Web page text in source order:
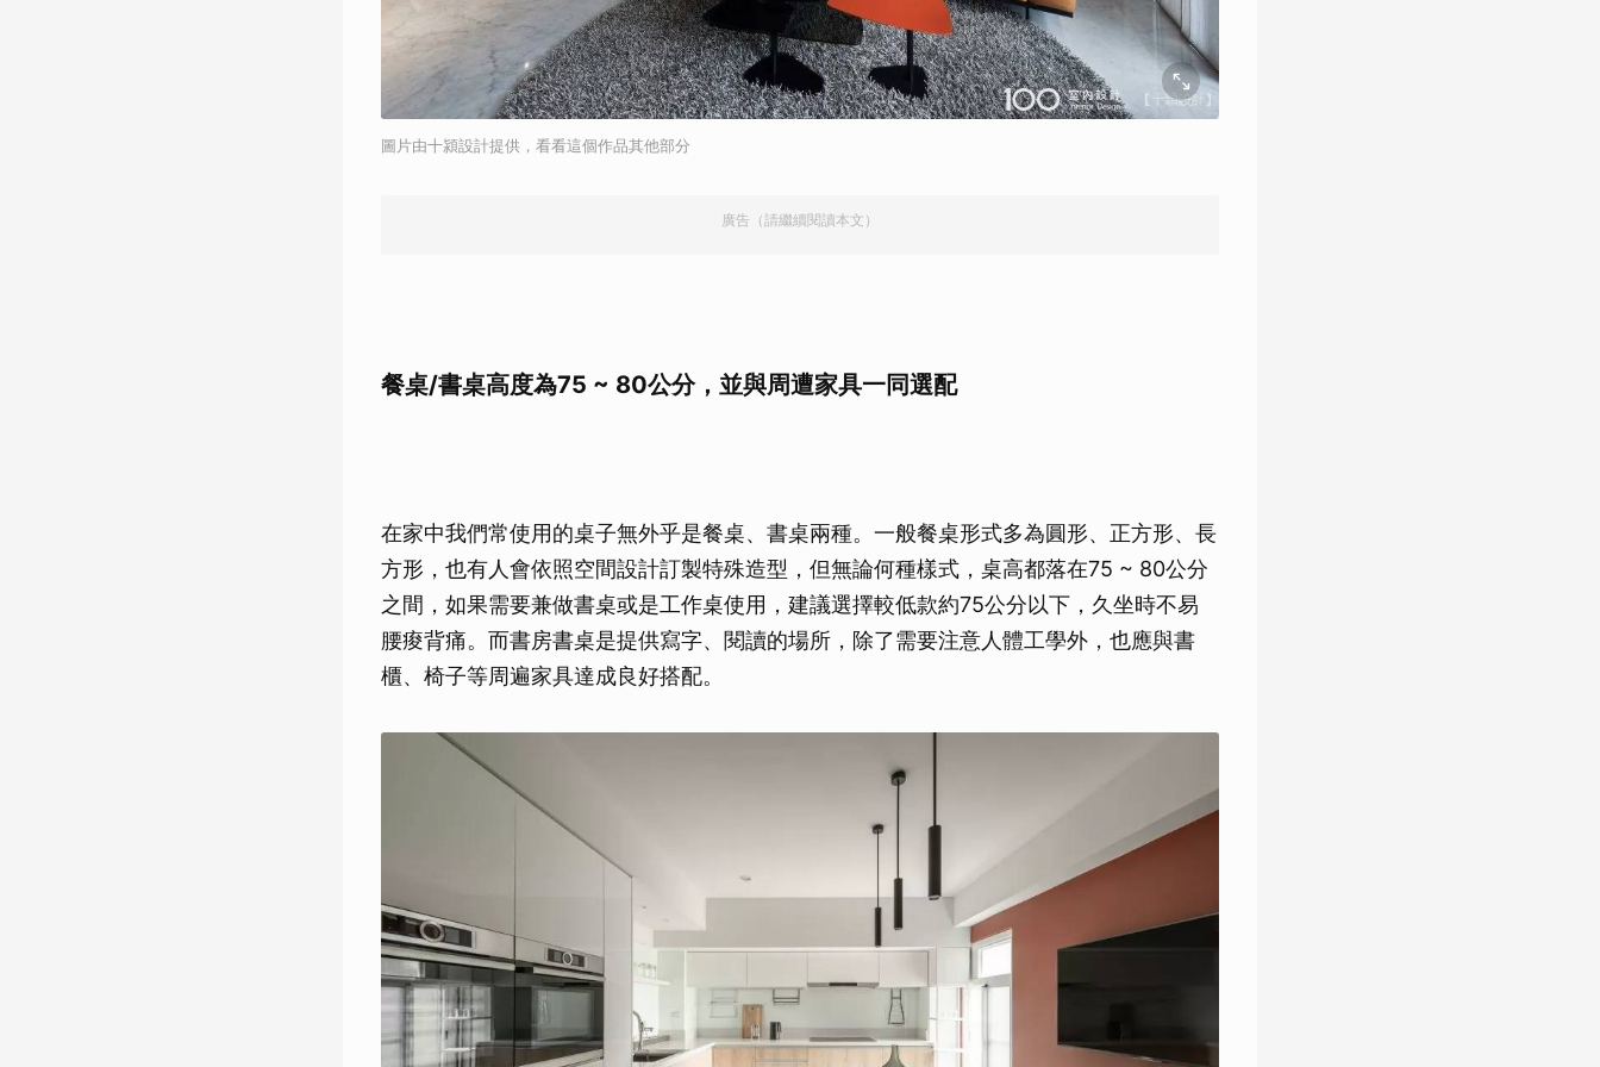
圖片由十潁設計提供，看看這個作品其他部分
廣告（請繼續閱讀本文）
餐桌/書桌高度為75 ~ 80公分，並與周遭家具一同選配
在家中我們常使用的桌子無外乎是餐桌、書桌兩種。一般餐桌形式多為圓形、正方形、長
方形，也有人會依照空間設計訂製特殊造型，但無論何種樣式，桌高都落在75 ~ 80公分
之間，如果需要兼做書桌或是工作桌使用，建議選擇較低款約75公分以下，久坐時不易
腰痠背痛。而書房書桌是提供寫字、閱讀的場所，除了需要注意人體工學外，也應與書
櫃、椅子等周遍家具達成良好搭配。